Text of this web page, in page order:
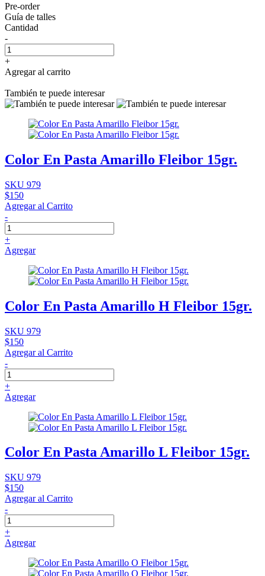
Pre-order
Guía de talles
Cantidad
-
+
Agregar al carrito
También te puede interesar
Color En Pasta Amarillo Fleibor 15gr.
SKU 979
$150
Agregar al Carrito
-
+
Agregar
Color En Pasta Amarillo H Fleibor 15gr.
SKU 979
$150
Agregar al Carrito
-
+
Agregar
Color En Pasta Amarillo L Fleibor 15gr.
SKU 979
$150
Agregar al Carrito
-
+
Agregar